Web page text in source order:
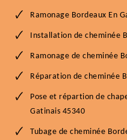
Ramonage Bordeaux En
Installation de cheminée
Ramonage de cheminée
Réparation de cheminée
Pose et répartion de
Gatinais 45340
Tubage de cheminée